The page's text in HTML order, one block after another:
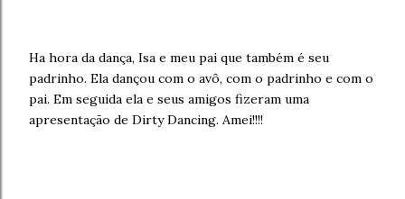
Ha hora da dança, Isa e meu pai que também é seu
padrinho. Ela dançou com o avô, com o padrinho e com o
pai. Em seguida ela e seus amigos fizeram uma
apresentação de Dirty Dancing. Amei!!!!